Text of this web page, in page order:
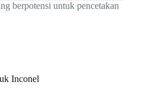
berpotensi untuk pencetakan
Inconel